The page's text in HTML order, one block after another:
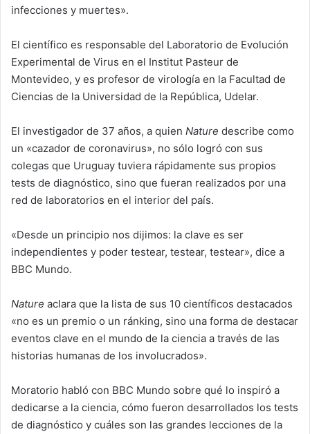
infecciones y muertes».
El científico es responsable del Laboratorio de Evolución
Experimental de Virus en el Institut Pasteur de
Montevideo, y es profesor de virología en la Facultad de
Ciencias de la Universidad de la República, Udelar.
El investigador de 37 años, a quien Nature describe como
un «cazador de coronavirus», no sólo logró con sus
colegas que Uruguay tuviera rápidamente sus propios
tests de diagnóstico, sino que fueran realizados por una
red de laboratorios en el interior del país.
«Desde un principio nos dijimos: la clave es ser
independientes y poder testear, testear, testear», dice a
BBC Mundo.
Nature aclara que la lista de sus 10 científicos destacados
«no es un premio o un ránking, sino una forma de destacar
eventos clave en el mundo de la ciencia a través de las
historias humanas de los involucrados».
Moratorio habló con BBC Mundo sobre qué lo inspiró a
dedicarse a la ciencia, cómo fueron desarrollados los tests
de diagnóstico y cuáles son las grandes lecciones de la